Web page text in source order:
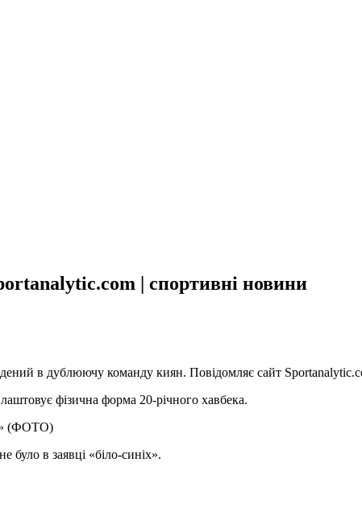
| спортивні новини
в дублюючу команду киян. Повідомляє сайт
фізична форма 20-річного хавбека.
(ФОТО)
в заявці «біло-синіх».